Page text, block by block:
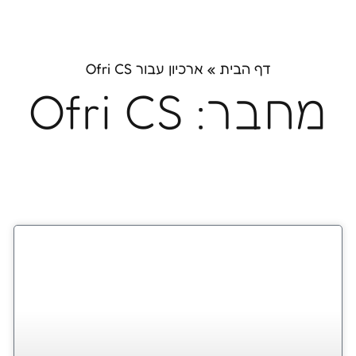
דף הבית » ארכיון עבור Ofri CS
מחבר: Ofri CS